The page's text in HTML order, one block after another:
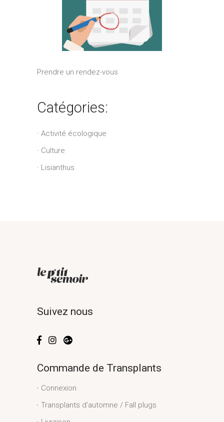
Prendre un rendez-vous
Catégories:
Activité écologique
Culture
Lisianthus
Suivez nous
Commande de Transplants
Connexion
Transplants d’automne / Fall plugs